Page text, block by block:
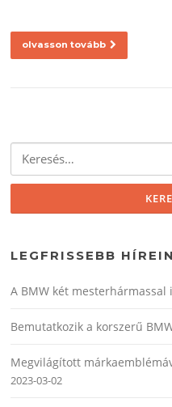
olvasson tovább
LEGFRISSEBB
A BMW két
Bemutatkozik a korszerű
Megvilágított
2023-03-02